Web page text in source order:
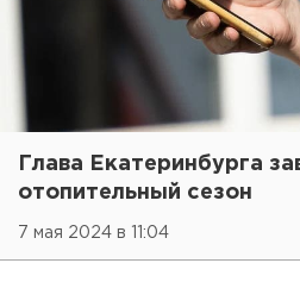
Глава Екатеринбурга
отопительный сезон
7 мая 2024 в 11:04